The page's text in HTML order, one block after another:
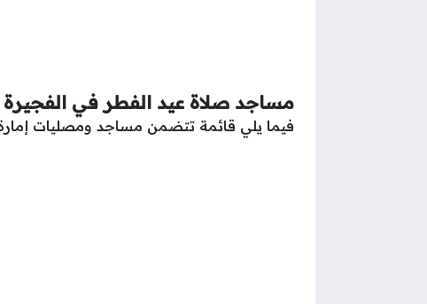
مساجد صلاة عيد الفطر في الفجيرة
فيما يلي قائمة تتضمن مساجد ومصليات إمارة